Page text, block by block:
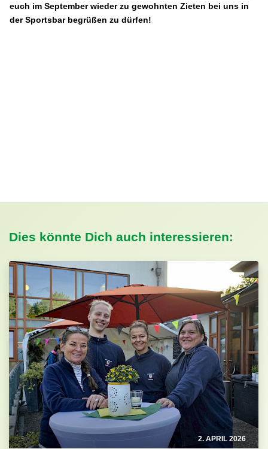
euch im September wieder zu gewohnten Zieten bei uns in
der Sportsbar begrüßen zu dürfen!
Dies könnte Dich auch interessieren:
2. APRIL 2026